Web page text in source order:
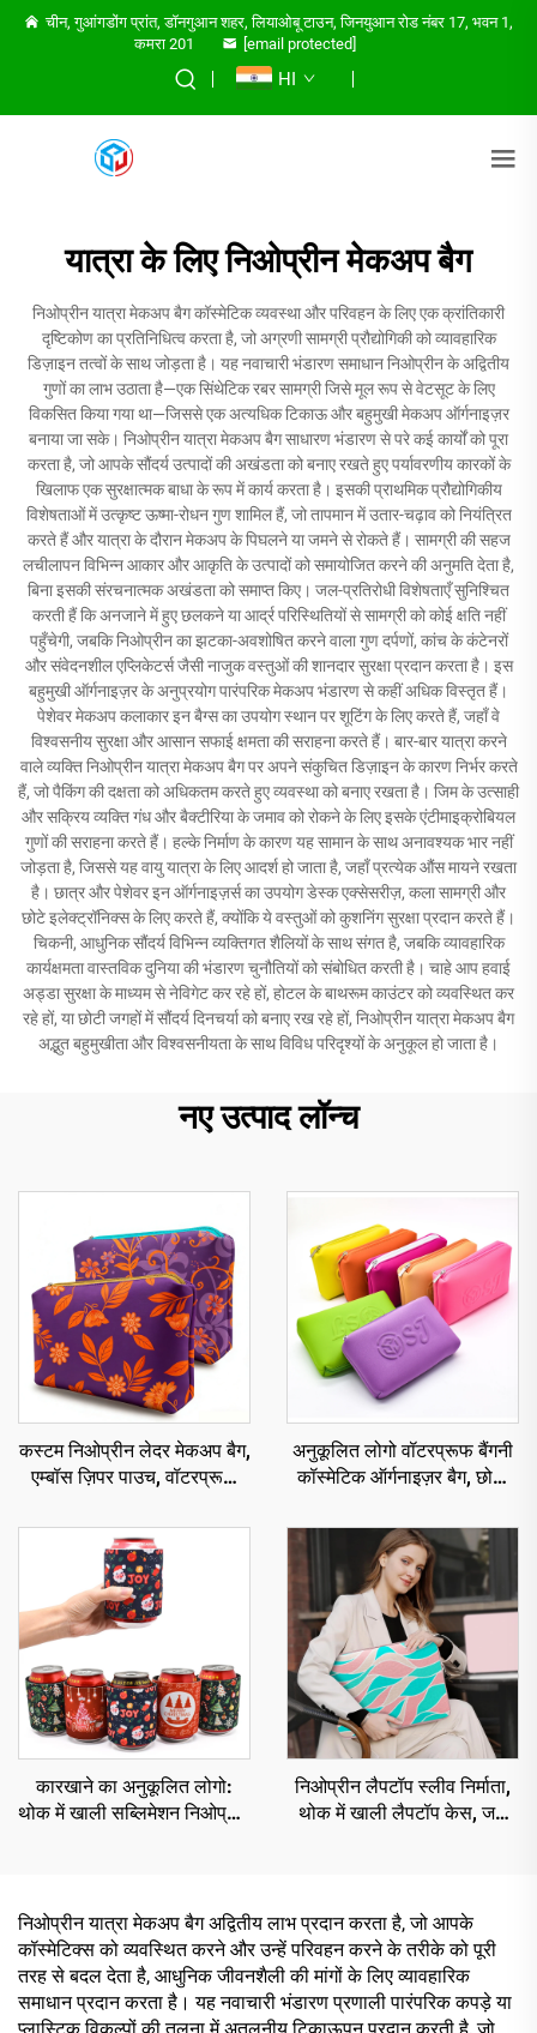
चीन, गुआंगडोंग प्रांत, डॉनगुआन शहर, लियाओबू टाउन, जिनयुआन रोड नंबर 17, भवन 1,
कमरा 201
[email protected]
HI
यात्रा के लिए निओप्रीन मेकअप बैग
निओप्रीन यात्रा मेकअप बैग कॉस्मेटिक व्यवस्था और परिवहन के लिए एक क्रांतिकारी
दृष्टिकोण का प्रतिनिधित्व करता है, जो अग्रणी सामग्री प्रौद्योगिकी को व्यावहारिक
डिज़ाइन तत्वों के साथ जोड़ता है। यह नवाचारी भंडारण समाधान निओप्रीन के अद्वितीय
गुणों का लाभ उठाता है—एक सिंथेटिक रबर सामग्री जिसे मूल रूप से वेटसूट के लिए
विकसित किया गया था—जिससे एक अत्यधिक टिकाऊ और बहुमुखी मेकअप ऑर्गनाइज़र
बनाया जा सके। निओप्रीन यात्रा मेकअप बैग साधारण भंडारण से परे कई कार्यों को पूरा
करता है, जो आपके सौंदर्य उत्पादों की अखंडता को बनाए रखते हुए पर्यावरणीय कारकों के
खिलाफ एक सुरक्षात्मक बाधा के रूप में कार्य करता है। इसकी प्राथमिक प्रौद्योगिकीय
विशेषताओं में उत्कृष्ट ऊष्मा-रोधन गुण शामिल हैं, जो तापमान में उतार-चढ़ाव को नियंत्रित
करते हैं और यात्रा के दौरान मेकअप के पिघलने या जमने से रोकते हैं। सामग्री की सहज
लचीलापन विभिन्न आकार और आकृति के उत्पादों को समायोजित करने की अनुमति देता है,
बिना इसकी संरचनात्मक अखंडता को समाप्त किए। जल-प्रतिरोधी विशेषताएँ सुनिश्चित
करती हैं कि अनजाने में हुए छलकने या आर्द्र परिस्थितियों से सामग्री को कोई क्षति नहीं
पहुँचेगी, जबकि निओप्रीन का झटका-अवशोषित करने वाला गुण दर्पणों, कांच के कंटेनरों
और संवेदनशील एप्लिकेटर्स जैसी नाजुक वस्तुओं की शानदार सुरक्षा प्रदान करता है। इस
बहुमुखी ऑर्गनाइज़र के अनुप्रयोग पारंपरिक मेकअप भंडारण से कहीं अधिक विस्तृत हैं।
पेशेवर मेकअप कलाकार इन बैग्स का उपयोग स्थान पर शूटिंग के लिए करते हैं, जहाँ वे
विश्वसनीय सुरक्षा और आसान सफाई क्षमता की सराहना करते हैं। बार-बार यात्रा करने
वाले व्यक्ति निओप्रीन यात्रा मेकअप बैग पर अपने संकुचित डिज़ाइन के कारण निर्भर करते
हैं, जो पैकिंग की दक्षता को अधिकतम करते हुए व्यवस्था को बनाए रखता है। जिम के उत्साही
और सक्रिय व्यक्ति गंध और बैक्टीरिया के जमाव को रोकने के लिए इसके एंटीमाइक्रोबियल
गुणों की सराहना करते हैं। हल्के निर्माण के कारण यह सामान के साथ अनावश्यक भार नहीं
जोड़ता है, जिससे यह वायु यात्रा के लिए आदर्श हो जाता है, जहाँ प्रत्येक औंस मायने रखता
है। छात्र और पेशेवर इन ऑर्गनाइज़र्स का उपयोग डेस्क एक्सेसरीज़, कला सामग्री और
छोटे इलेक्ट्रॉनिक्स के लिए करते हैं, क्योंकि ये वस्तुओं को कुशनिंग सुरक्षा प्रदान करते हैं।
चिकनी, आधुनिक सौंदर्य विभिन्न व्यक्तिगत शैलियों के साथ संगत है, जबकि व्यावहारिक
कार्यक्षमता वास्तविक दुनिया की भंडारण चुनौतियों को संबोधित करती है। चाहे आप हवाई
अड्डा सुरक्षा के माध्यम से नेविगेट कर रहे हों, होटल के बाथरूम काउंटर को व्यवस्थित कर
रहे हों, या छोटी जगहों में सौंदर्य दिनचर्या को बनाए रख रहे हों, निओप्रीन यात्रा मेकअप बैग
अद्भुत बहुमुखीता और विश्वसनीयता के साथ विविध परिदृश्यों के अनुकूल हो जाता है।
नए उत्पाद लॉन्च
कस्टम निओप्रीन लेदर मेकअप बैग,
एम्बॉस ज़िपर पाउच, वॉटरप्रूफ
ऑर्गनाइज़र, लक्ज़री मेकअप
अनुकूलित लोगो वॉटरप्रूफ बैंगनी
कॉस्मेटिक ऑर्गनाइज़र बैग, छोटा
निओप्रीन ज़िपर पाउच
कारखाने का अनुकूलित लोगो:
थोक में खाली सब्लिमेशन निओप्रीन
निओप्रीन लैपटॉप स्लीव निर्माता,
थोक में खाली लैपटॉप केस, जल
निओप्रीन यात्रा मेकअप बैग अद्वितीय लाभ प्रदान करता है, जो आपके
कॉस्मेटिक्स को व्यवस्थित करने और उन्हें परिवहन करने के तरीके को पूरी
तरह से बदल देता है, आधुनिक जीवनशैली की मांगों के लिए व्यावहारिक
समाधान प्रदान करता है। यह नवाचारी भंडारण प्रणाली पारंपरिक कपड़े या